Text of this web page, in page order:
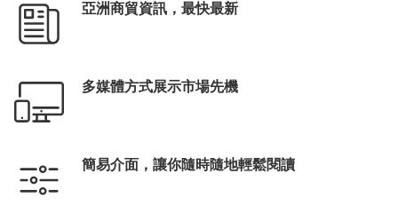
亞洲商貿資訊，最快最新
多媒體方式展示市場先機
簡易介面，讓你隨時隨地輕鬆閱讀